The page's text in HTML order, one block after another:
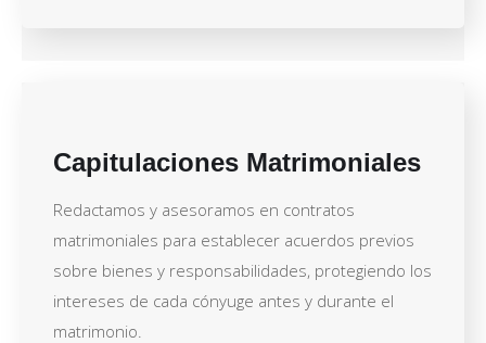
Capitulaciones Matrimoniales
Redactamos y asesoramos en contratos
matrimoniales para establecer acuerdos previos
sobre bienes y responsabilidades, protegiendo los
intereses de cada cónyuge antes y durante el
matrimonio.